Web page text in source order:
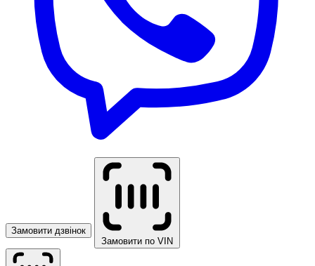
Замовити дзвінок
Замовити по VIN